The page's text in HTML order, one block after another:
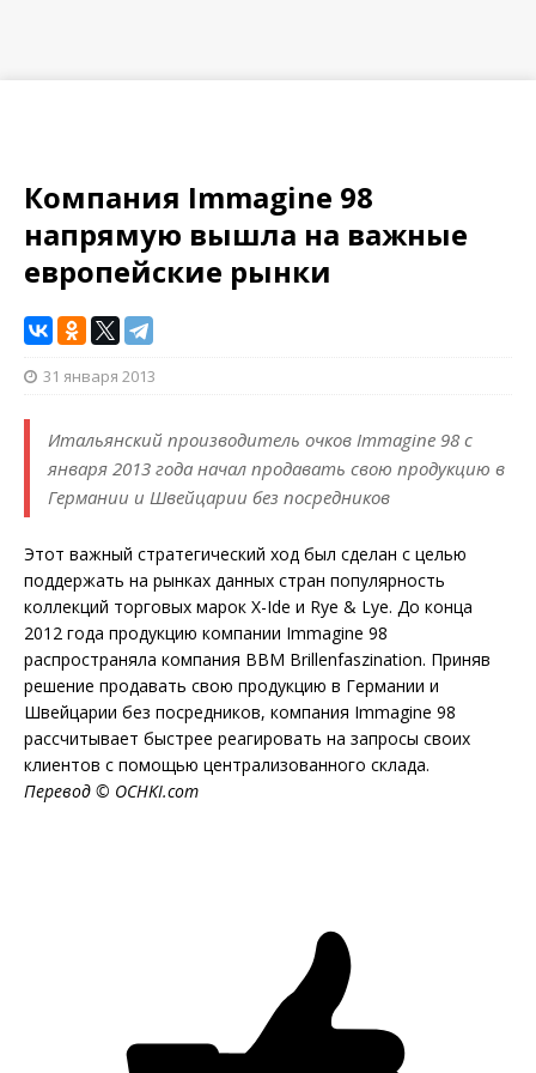
Компания Immagine 98
напрямую вышла на важные
европейские рынки
31 января 2013
Итальянский производитель очков Immagine 98 с
января 2013 года начал продавать свою продукцию в
Германии и Швейцарии без посредников
Этот важный стратегический ход был сделан с целью
поддержать на рынках данных стран популярность
коллекций торговых марок X-Ide и Rye & Lye. До конца
2012 года продукцию компании Immagine 98
распространяла компания BBM Brillenfaszination. Приняв
решение продавать свою продукцию в Германии и
Швейцарии без посредников, компания Immagine 98
рассчитывает быстрее реагировать на запросы своих
клиентов с помощью централизованного склада.
Перевод © OCHKI.com